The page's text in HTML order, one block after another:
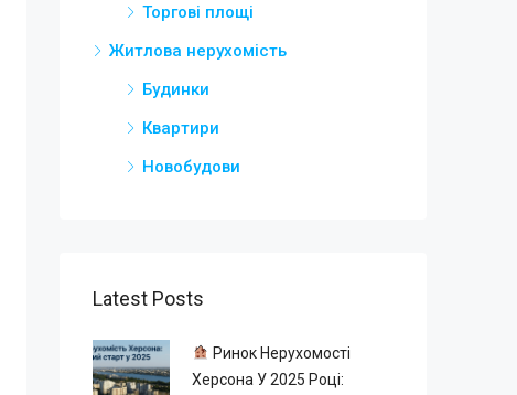
Торгові площі
Житлова нерухомість
Будинки
Квартири
Новобудови
Latest Posts
Ринок Нерухомості
Херсона У 2025 Році: